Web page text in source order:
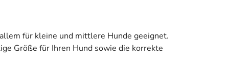
für kleine und mittlere Hunde geeignet.
Größe für Ihren Hund sowie die korrekte